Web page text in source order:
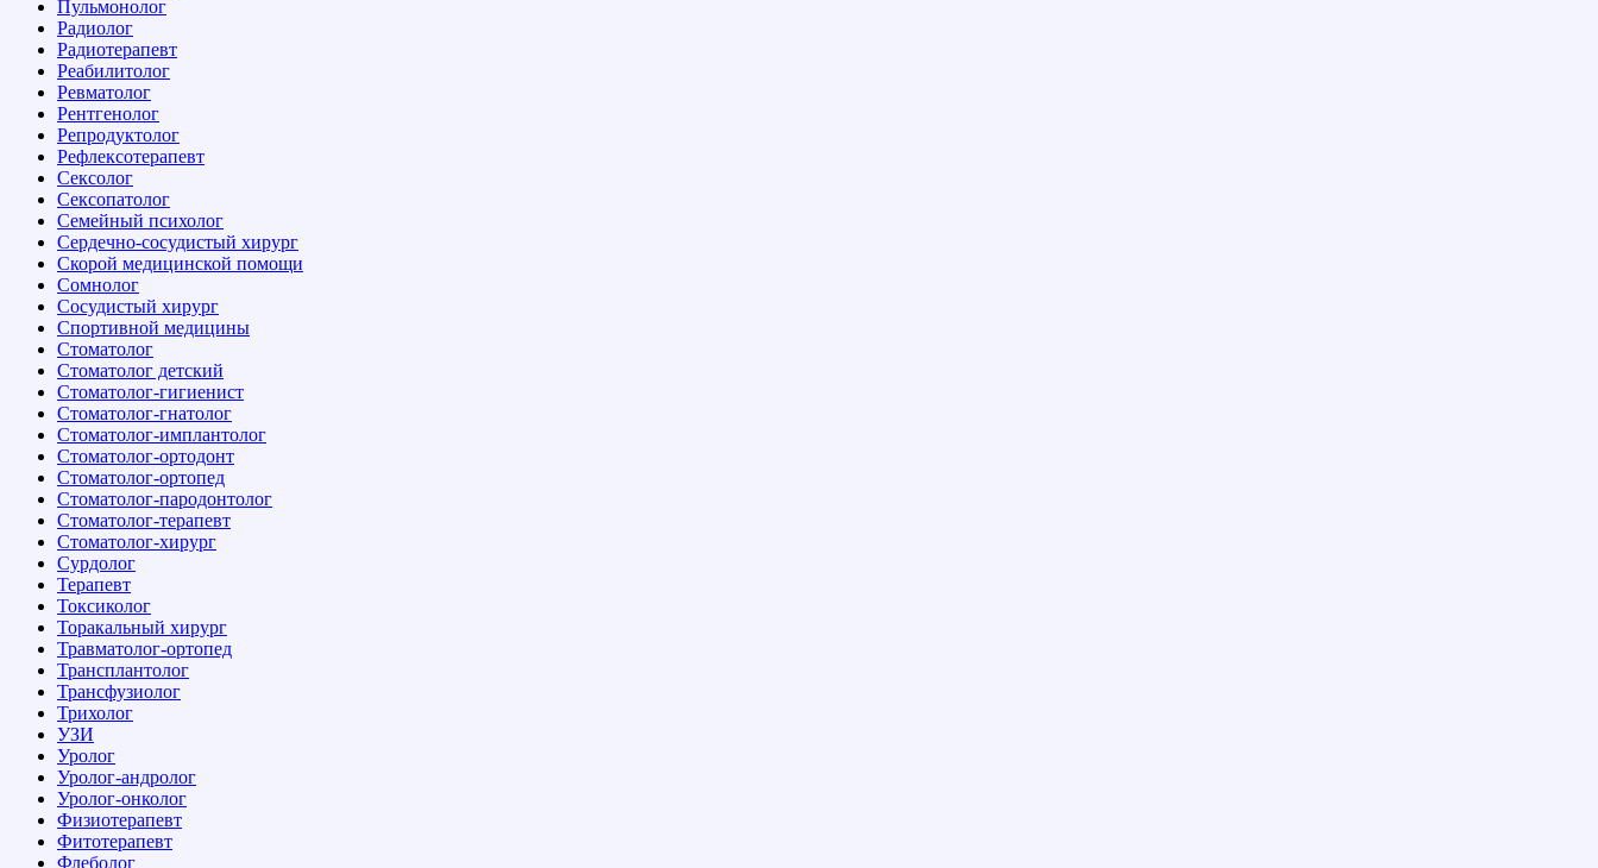
Пульмонолог
Радиолог
Радиотерапевт
Реабилитолог
Ревматолог
Рентгенолог
Репродуктолог
Рефлексотерапевт
Сексолог
Сексопатолог
Семейный психолог
Сердечно-сосудистый хирург
Скорой медицинской помощи
Сомнолог
Сосудистый хирург
Спортивной медицины
Стоматолог
Стоматолог детский
Стоматолог-гигиенист
Стоматолог-гнатолог
Стоматолог-имплантолог
Стоматолог-ортодонт
Стоматолог-ортопед
Стоматолог-пародонтолог
Стоматолог-терапевт
Стоматолог-хирург
Сурдолог
Терапевт
Токсиколог
Торакальный хирург
Травматолог-ортопед
Трансплантолог
Трансфузиолог
Трихолог
УЗИ
Уролог
Уролог-андролог
Уролог-онколог
Физиотерапевт
Фитотерапевт
Флеболог